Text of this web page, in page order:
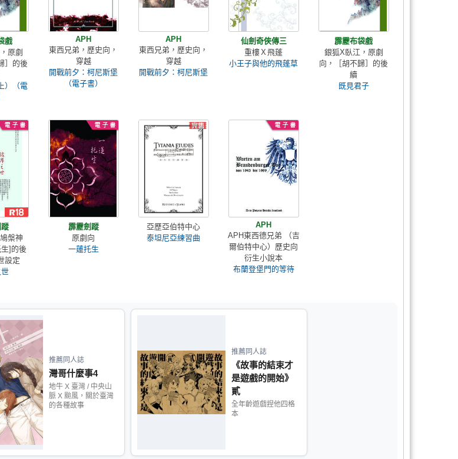
戲
原劇
］的後
）（電
APH
東西兄弟，歷史向，
穿越
開戰前夕：柯尼斯堡
（電子書）
APH
東西兄弟，歷史向，
穿越
開戰前夕：柯尼斯堡
仙劍奇俠傳三
重樓Ｘ飛蓬
小王子與他的飛蓬草
霹靂布袋戲
銀狐X臥江，原劇
向，［胡不歸］的後
續
既見君子
槃神
]的後
設定
霹靂劍蹤
原劇向
一蓮托生
亞歷亞伯特中心
泰坦尼亞練習曲
APH
APH東西德兄弟 （吉
爾伯特中心）歷史向
衍生小說本
布蘭登堡門的等待
推薦同人誌
灣哥什麼事4
地牛 X 臺灣 / 中央山
脈 X 颱風，關於臺灣
的各種故事
推薦同人誌
《故事的結束才
是遊戲的開始》
貳
全年齡遊戲捏他四格
本